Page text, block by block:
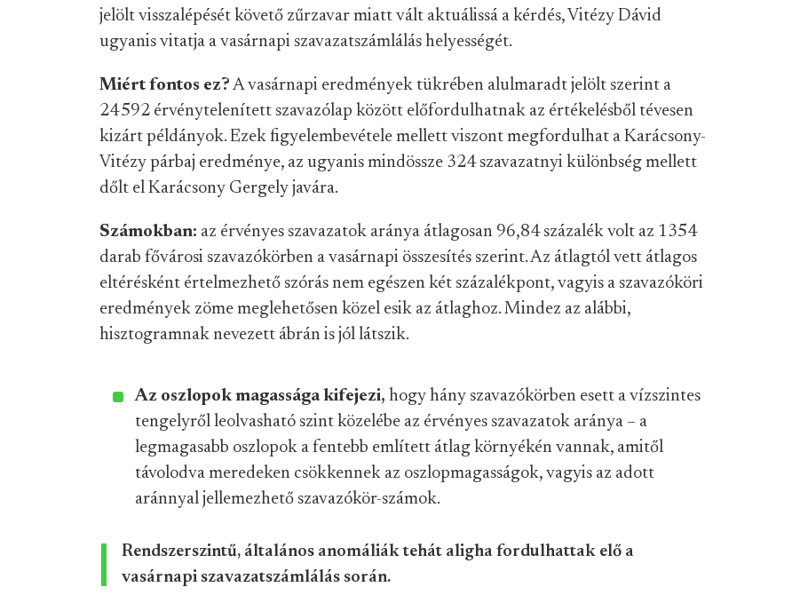
jelölt visszalépését követő zűrzavar miatt vált aktuálissá a kérdés, Vitézy Dávid
ugyanis vitatja a vasárnapi szavazatszámlálás helyességét.
Miért fontos ez? A vasárnapi eredmények tükrében alulmaradt jelölt szerint a
24 592 érvénytelenített szavazólap között előfordulhatnak az értékelésből tévesen
kizárt példányok. Ezek figyelembevétele mellett viszont megfordulhat a Karácsony-
Vitézy párbaj eredménye, az ugyanis mindössze 324 szavazatnyi különbség mellett
dőlt el Karácsony Gergely javára.
Számokban: az érvényes szavazatok aránya átlagosan 96,84 százalék volt az 1354
darab fővárosi szavazókörben a vasárnapi összesítés szerint. Az átlagtól vett átlagos
eltérésként értelmezhető szórás nem egészen két százalékpont, vagyis a szavazóköri
eredmények zöme meglehetősen közel esik az átlaghoz. Mindez az alábbi,
hisztogramnak nevezett ábrán is jól látszik.
Az oszlopok magassága kifejezi, hogy hány szavazókörben esett a vízszintes
tengelyről leolvasható szint közelébe az érvényes szavazatok aránya – a
legmagasabb oszlopok a fentebb említett átlag környékén vannak, amitől
távolodva meredeken csökkennek az oszlopmagasságok, vagyis az adott
aránnyal jellemezhető szavazókör-számok.
Rendszerszintű, általános anomáliák tehát aligha fordulhattak elő a
vasárnapi szavazatszámlálás során.